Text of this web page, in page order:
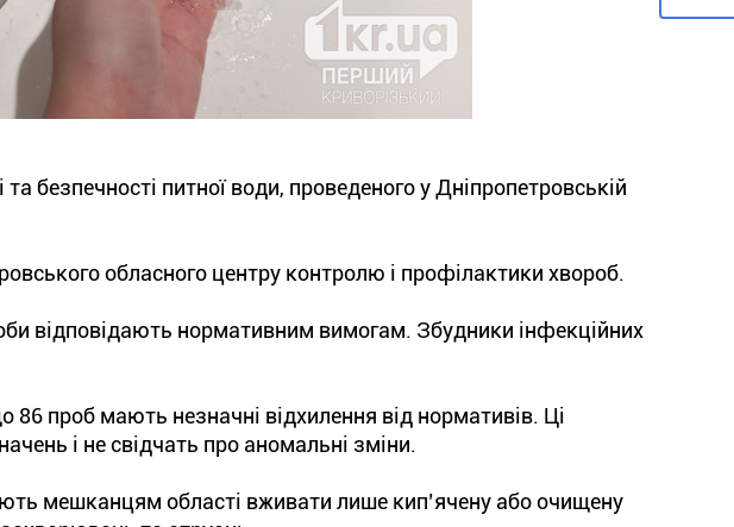
безпечності питної води, проведеного у Дніпропетровській
обласного центру контролю і профілактики хвороб.
відповідають нормативним вимогам. Збудники інфекційних
проб мають незначні відхилення від нормативів. Ці
і не свідчать про аномальні зміни.
мешканцям області вживати лише кип’ячену або очищену